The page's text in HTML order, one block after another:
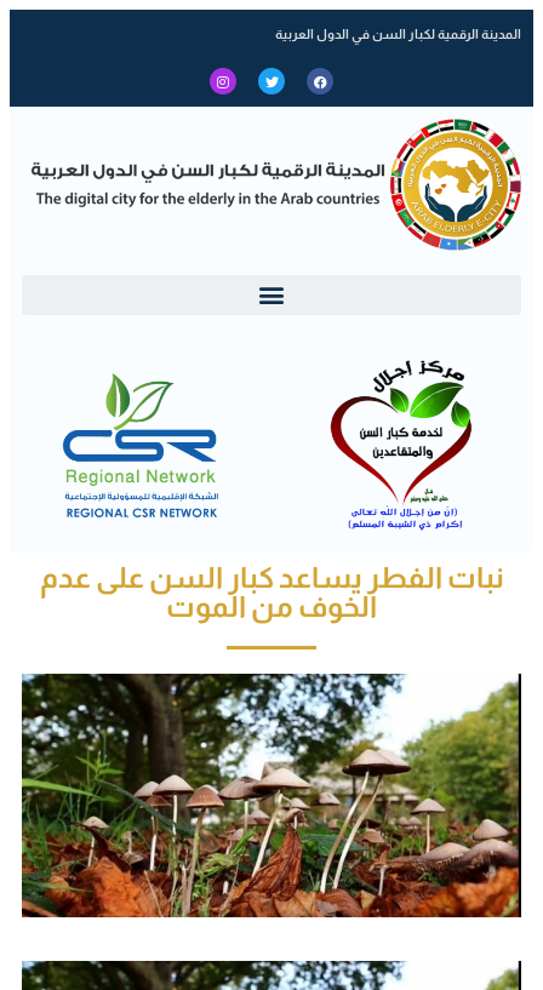
المدينة الرقمية لكبار السن في الدول العربية
نبات الفطر يساعد كبار السن على عدم
الخوف من الموت